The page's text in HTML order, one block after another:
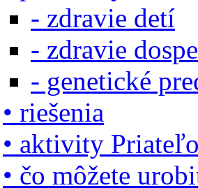
- zdravie detí
- zdravie
- genetické
• riešenia
• aktivity
• čo môžete